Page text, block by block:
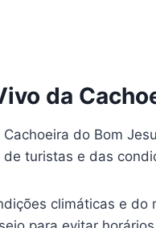
da
do Bom
turistas e das
climáticas e do